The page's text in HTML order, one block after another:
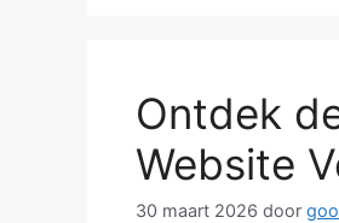
Ontdek
Website
30 maart 2026 door